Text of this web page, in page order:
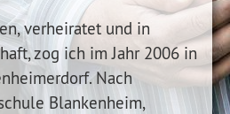
verheiratet und in
zog ich im Jahr 2006 in
Nach
Blankenheim,